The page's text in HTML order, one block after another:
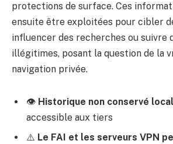
protections de surface. Ces
ensuite être exploitées pour cibler
influencer des recherches ou suivre
illégitimes, posant la question de la
navigation privée.
👁️ Historique non conservé
accessible aux tiers
⚠️ Le FAI et les serveurs VPN